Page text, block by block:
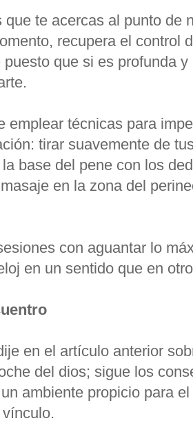
que te acercas al punto de
recupera el control
puesto que si es profunda
emplear técnicas para
tirar suavemente de
base del pene con los
en la zona del
con aguantar lo
en un sentido que en
en el artículo anterior
del dios; sigue los
ambiente propicio para